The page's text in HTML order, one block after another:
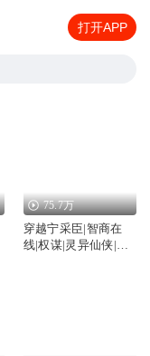
打开APP
75.7万
穿越宁采臣|智商在
线|权谋|灵异仙侠|热